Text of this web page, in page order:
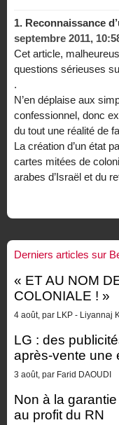
1. Reconnaissance
septembre 2011,
Cet article,
questions sérieuses
.
N’en déplaise aux
confessionnel, donc
du tout une réalité de
La création d’un état
cartes mitées de
arabes d’Israël et du
Derniers articles sur
« ET AU NOM
COLONIALE ! »
4 août, par LKP - Liyannaj
LG : des
après-vente une
3 août, par Farid DAOUDI
Non à la garantie
au profit du RN